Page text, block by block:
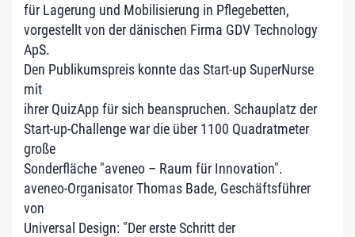
für Lagerung und Mobilisierung in Pflegebetten,
vorgestellt von der dänischen Firma GDV Technology
ApS.
Den Publikumspreis konnte das Start-up SuperNurse
mit
ihrer QuizApp für sich beanspruchen. Schauplatz der
Start-up-Challenge war die über 1100 Quadratmeter
große
Sonderfläche "aveneo – Raum für Innovation".
aveneo-Organisator Thomas Bade, Geschäftsführer
von
Universal Design: "Der erste Schritt der